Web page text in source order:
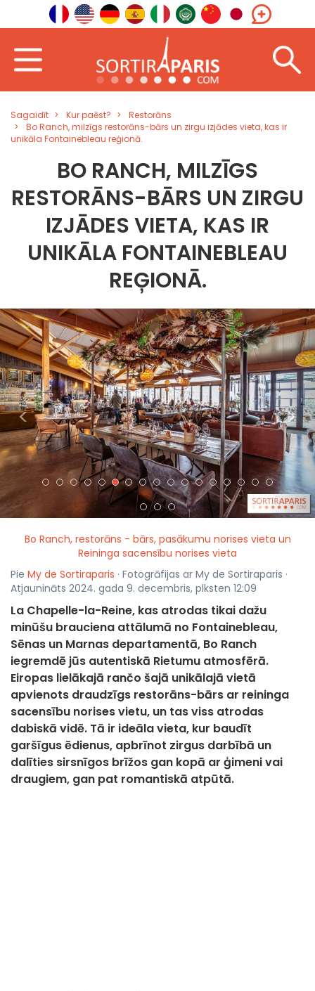
Sagaidīt Kur paēst?
Restorāns
Bo Ranch, milzīgs restorāns-bārs un zirgu izjādes vieta, kas ir
unikāla Fontainebleau reģionā.
BO RANCH, MILZĪGS
RESTORĀNS-BĀRS UN ZIRGU
IZJĀDES VIETA, KAS IR
UNIKĀLA FONTAINEBLEAU
REĢIONĀ.
< >
Bo Ranch, restorāns - bārs, pasākumu norises vieta un
Reininga sacensību norises vieta
Pie My de Sortiraparis · Fotogrāfijas ar My de Sortiraparis ·
Atjaunināts 2024. gada 9. decembris, plksten 12:09
La Chapelle-la-Reine, kas atrodas tikai dažu
minūšu brauciena attālumā no Fontainebleau,
Sēnas un Marnas departamentā, Bo Ranch
iegremdē jūs autentiskā Rietumu atmosfērā.
Eiropas lielākajā rančo šajā unikālajā vietā
apvienots draudzīgs restorāns-bārs ar reininga
sacensību norises vietu, un tas viss atrodas
dabiskā vidē. Tā ir ideāla vieta, kur baudīt
garšīgus ēdienus, apbrīnot zirgus darbībā un
dalīties sirsnīgos brīžos gan kopā ar ģimeni vai
draugiem, gan pat romantiskā atpūtā.